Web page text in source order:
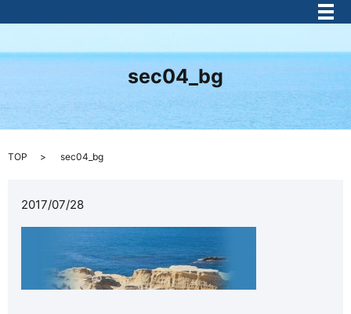
メ
sec04_bg
TOP sec04_bg
2017/07/28